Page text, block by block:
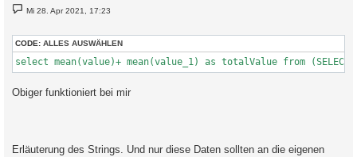
B
t
r
a
g
Mi 28. Apr 2021, 17:23
CODE: ALLES AUSWÄHLEN
Obiger funktioniert bei mir
Erläuterung des Strings. Und nur diese Daten sollten an die eigenen